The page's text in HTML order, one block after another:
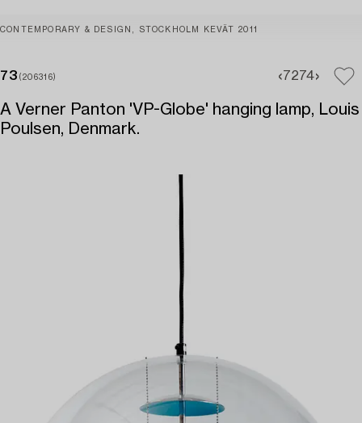
CONTEMPORARY & DESIGN, STOCKHOLM KEVÄT 2011
73 (206316) 7274
A Verner Panton 'VP-Globe' hanging lamp, Louis
Poulsen, Denmark.